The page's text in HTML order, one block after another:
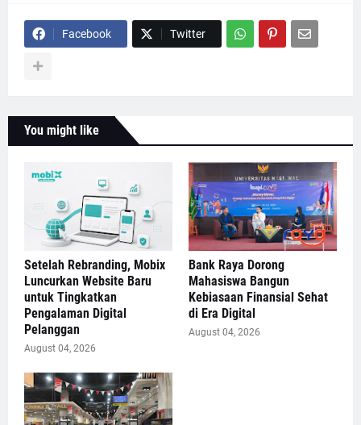
Facebook Twitter
You might like
Setelah Rebranding, Mobix
Luncurkan Website Baru
untuk Tingkatkan
Pengalaman Digital
Pelanggan
August 04, 2026
Bank Raya Dorong
Mahasiswa Bangun
Kebiasaan Finansial Sehat
di Era Digital
August 04, 2026